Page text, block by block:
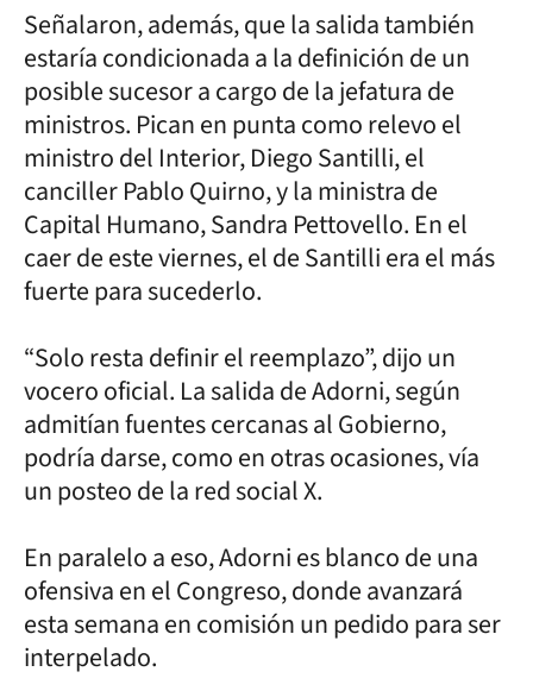
Señalaron, además, que la salida también
estaría condicionada a la definición de un
posible sucesor a cargo de la jefatura de
ministros. Pican en punta como relevo el
ministro del Interior, Diego Santilli, el
canciller Pablo Quirno, y la ministra de
Capital Humano, Sandra Pettovello. En el
caer de este viernes, el de Santilli era el más
fuerte para sucederlo.
“Solo resta definir el reemplazo”, dijo un
vocero oficial. La salida de Adorni, según
admitían fuentes cercanas al Gobierno,
podría darse, como en otras ocasiones, vía
un posteo de la red social X.
En paralelo a eso, Adorni es blanco de una
ofensiva en el Congreso, donde avanzará
esta semana en comisión un pedido para ser
interpelado.